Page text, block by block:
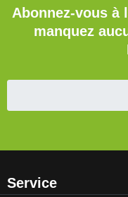
Abonnez-vous à
manquez
Service